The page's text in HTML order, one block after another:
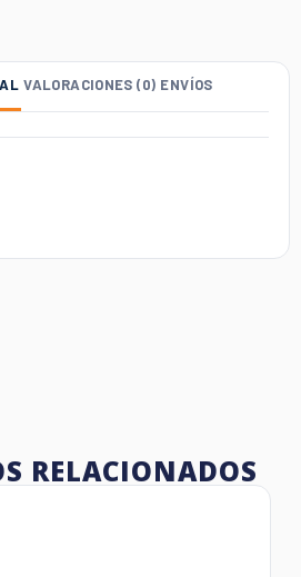
VALORACIONES (0) ENVÍOS
RELACIONADOS